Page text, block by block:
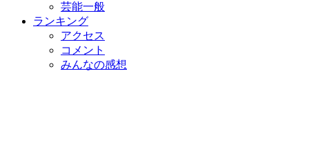
芸能一般
ランキング
アクセス
コメント
みんなの感想